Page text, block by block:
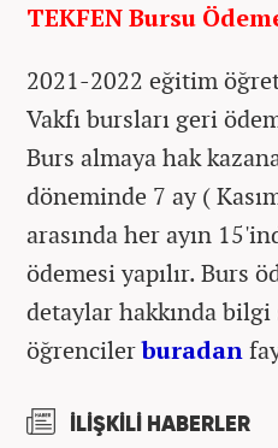
TEKFEN Bursu
2021-2022 eğitim
Vakfı bursları geri
Burs almaya hak
döneminde 7 ay (
arasında her ayın
ödemesi yapılır. Burs
detaylar hakkında
öğrencilerburadan
İLİŞKİLİ HABERLER